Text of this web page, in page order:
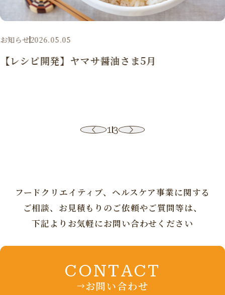
お知らせ2026.05.05
【レシピ開発】ヤマサ醤油さま5月
13
フードクリエイティブ、ヘルスケア事業に関する
ご相談、お見積もりの ご依頼やご質問等は、
下記よりお気軽にお問い合わせください
CONTACT
お問い合わせ